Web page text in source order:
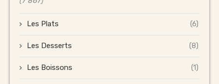
Les Plats (6)
Les Desserts (8)
Les Boissons (1)